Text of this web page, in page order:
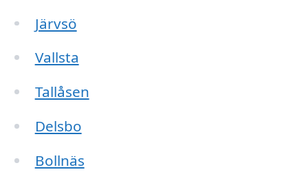
Järvsö
Vallsta
Tallåsen
Delsbo
Bollnäs